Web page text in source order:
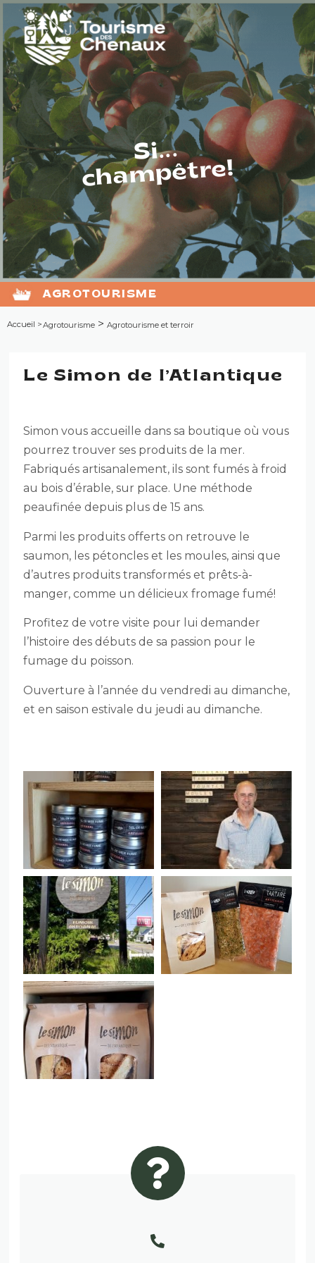
Si...
champêtre!
AGROTOURISME
Accueil >Agrotourisme > Agrotourisme et terroir
Le Simon de l’Atlantique
Simon vous accueille dans sa boutique où vous
pourrez trouver ses produits de la mer.
Fabriqués artisanalement, ils sont fumés à froid
au bois d’érable, sur place. Une méthode
peaufinée depuis plus de 15 ans.
Parmi les produits offerts on retrouve le
saumon, les pétoncles et les moules, ainsi que
d’autres produits transformés et prêts-à-
manger, comme un délicieux fromage fumé!
Profitez de votre visite pour lui demander
l’histoire des débuts de sa passion pour le
fumage du poisson.
Ouverture à l’année du vendredi au dimanche,
et en saison estivale du jeudi au dimanche.